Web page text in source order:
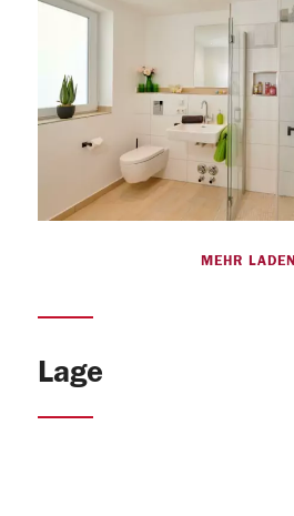
MEHR LADEN
Lage